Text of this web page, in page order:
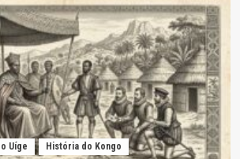
Uíge História do Kongo